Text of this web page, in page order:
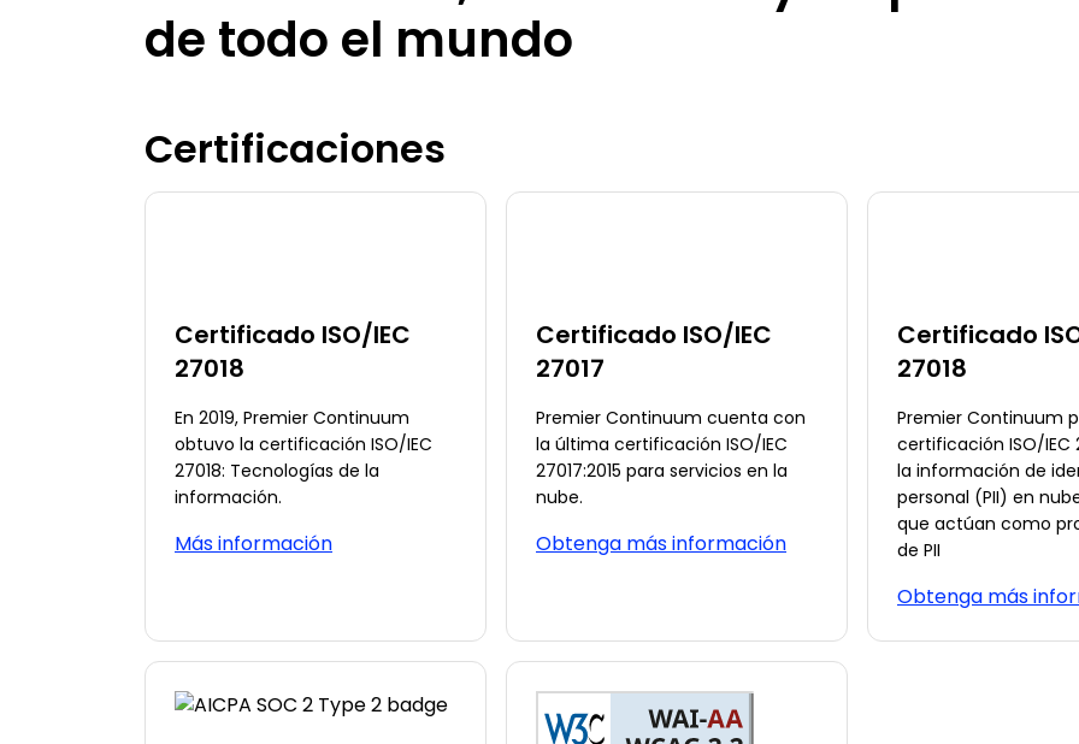
de todo el mundo
Certificaciones
Certificado ISO/IEC
27018
En 2019, Premier Continuum
obtuvo la certificación ISO/IEC
27018: Tecnologías de la
información.
Más información
Certificado ISO/IEC
27017
Premier Continuum cuenta con
la última certificación ISO/IEC
27017:2015 para servicios en la
nube.
Obtenga más información
Certificado
27018
Premier Continuum
certificación ISO/IEC
la información de
personal (PII) en
que actúan como
de PII
Obtenga más